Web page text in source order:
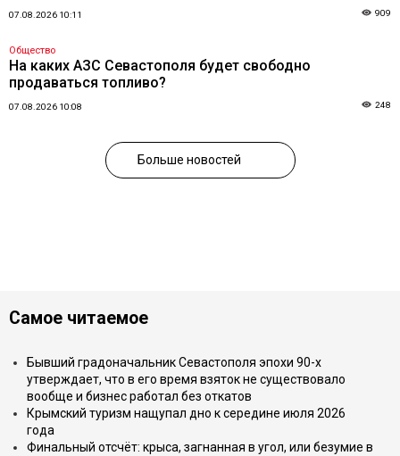
07.08.2026 10:11 909
Общество
На каких АЗС Севастополя будет свободно
продаваться топливо?
07.08.2026 10:08 248
Больше новостей
Самое читаемое
Бывший градоначальник Севастополя эпохи 90-х
утверждает, что в его время взяток не существовало
вообще и бизнес работал без откатов
Крымский туризм нащупал дно к середине июля 2026
года
Финальный отсчёт: крыса, загнанная в угол, или безумие в